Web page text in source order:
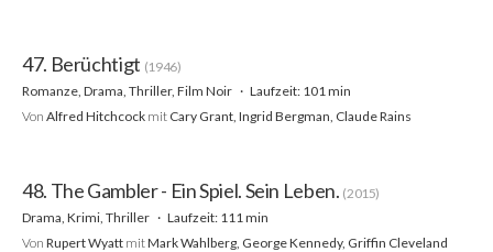
47. Berüchtigt (1946)
Romanze, Drama, Thriller, Film Noir
Laufzeit: 101 min
Von Alfred Hitchcock mit Cary Grant, Ingrid Bergman, Claude Rains
48. The Gambler - Ein Spiel. Sein Leben. (2015)
Drama, Krimi, Thriller
Laufzeit: 111 min
Von Rupert Wyatt mitMark Wahlberg, George Kennedy, Griffin Cleveland